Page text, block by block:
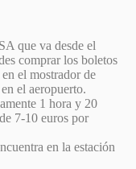
que va desde el
comprar los boletos
el mostrador de
el aeropuerto.
1 hora y 20
7-10 euros por
en la estación